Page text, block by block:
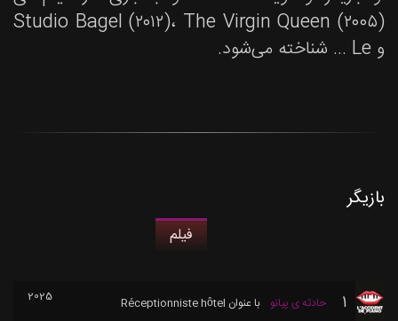
Studio Bagel (۲۰۱۲)، The Virgin Queen (۲۰۰۵)
و Le ... شناخته می‌شود.
بازیگر
فیلم
1 حادثه ی پیانو با عنوان Réceptionniste hôtel
2025